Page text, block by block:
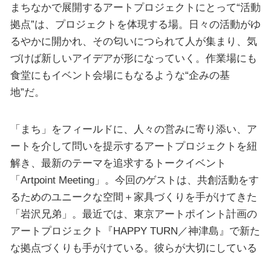
まちなかで展開するアートプロジェクトにとって“活動
拠点”は、プロジェクトを体現する場。日々の活動がゆ
るやかに開かれ、その匂いにつられて人が集まり、気
づけば新しいアイデアが形になっていく。作業場にも
食堂にもイベント会場にもなるような“企みの基
地”だ。
「まち」をフィールドに、人々の営みに寄り添い、ア
ートを介して問いを提示するアートプロジェクトを紐
解き、最新のテーマを追求するトークイベント
「Artpoint Meeting」。今回のゲストは、共創活動をす
るためのユニークな空間＋家具づくりを手がけてきた
「岩沢兄弟」。最近では、東京アートポイント計画の
アートプロジェクト『HAPPY TURN／神津島』で新た
な拠点づくりも手がけている。彼らが大切にしている